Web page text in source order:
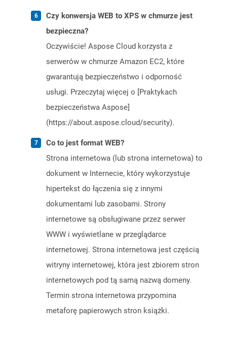
Czy konwersja WEB to XPS w chmurze jest
bezpieczna?
Oczywiście! Aspose Cloud korzysta z
serwerów w chmurze Amazon EC2, które
gwarantują bezpieczeństwo i odporność
usługi. Przeczytaj więcej o [Praktykach
bezpieczeństwa Aspose]
(https://about.aspose.cloud/security).
Co to jest format WEB?
Strona internetowa (lub strona internetowa) to
dokument w Internecie, który wykorzystuje
hipertekst do łączenia się z innymi
dokumentami lub zasobami. Strony
internetowe są obsługiwane przez serwer
WWW i wyświetlane w przeglądarce
internetowej. Strona internetowa jest częścią
witryny internetowej, która jest zbiorem stron
internetowych pod tą samą nazwą domeny.
Termin strona internetowa przypomina
metaforę papierowych stron książki.